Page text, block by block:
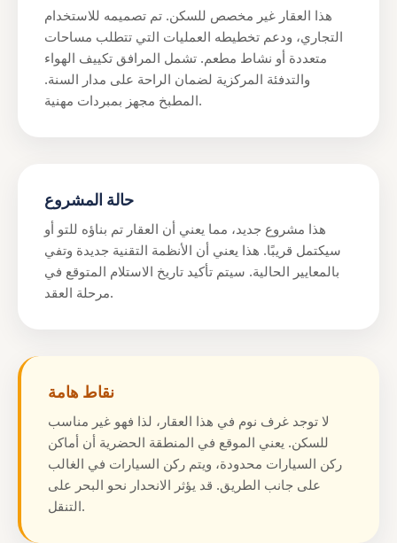
هذا العقار غير مخصص للسكن. تم تصميمه للاستخدام
التجاري، ودعم تخطيطه العمليات التي تتطلب مساحات
متعددة أو نشاط مطعم. تشمل المرافق تكييف الهواء
والتدفئة المركزية لضمان الراحة على مدار السنة.
المطبخ مجهز بمبردات مهنية.
حالة المشروع
هذا مشروع جديد، مما يعني أن العقار تم بناؤه للتو أو
سيكتمل قريبًا. هذا يعني أن الأنظمة التقنية جديدة وتفي
بالمعايير الحالية. سيتم تأكيد تاريخ الاستلام المتوقع في
مرحلة العقد.
نقاط هامة
لا توجد غرف نوم في هذا العقار، لذا فهو غير مناسب
للسكن. يعني الموقع في المنطقة الحضرية أن أماكن
ركن السيارات محدودة، ويتم ركن السيارات في الغالب
على جانب الطريق. قد يؤثر الانحدار نحو البحر على
التنقل.